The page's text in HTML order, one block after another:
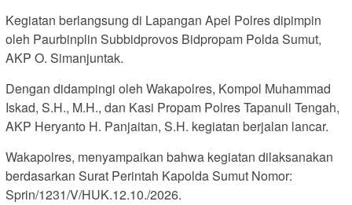
Kegiatan berlangsung di Lapangan Apel Polres dipimpin
oleh Paurbinplin Subbidprovos Bidpropam Polda Sumut,
AKP O. Simanjuntak.
Dengan didampingi oleh Wakapolres, Kompol Muhammad
Iskad, S.H., M.H., dan Kasi Propam Polres Tapanuli Tengah,
AKP Heryanto H. Panjaitan, S.H. kegiatan berjalan lancar.
Wakapolres, menyampaikan bahwa kegiatan dilaksanakan
berdasarkan Surat Perintah Kapolda Sumut Nomor:
Sprin/1231/V/HUK.12.10./2026.